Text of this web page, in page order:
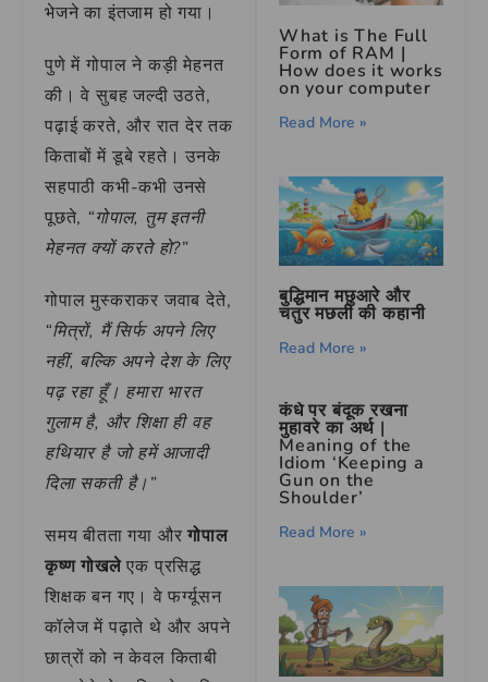
भेजने का इंतजाम हो गया।
पुणे में गोपाल ने कड़ी मेहनत
की। वे सुबह जल्दी उठते,
पढ़ाई करते, और रात देर तक
किताबों में डूबे रहते। उनके
सहपाठी कभी-कभी उनसे
पूछते, “गोपाल, तुम इतनी
मेहनत क्यों करते हो?”
गोपाल मुस्कराकर जवाब देते,
“मित्रों, मैं सिर्फ अपने लिए
नहीं, बल्कि अपने देश के लिए
पढ़ रहा हूँ। हमारा भारत
गुलाम है, और शिक्षा ही वह
हथियार है जो हमें आजादी
दिला सकती है।”
समय बीतता गया औरगोपाल
कृष्ण गोखलेएक प्रसिद्ध
शिक्षक बन गए। वे फर्ग्यूसन
कॉलेज में पढ़ाते थे और अपने
छात्रों को न केवल किताबी
What is The Full
Form of RAM |
How does it works
on your computer
Read More »
बुद्धिमान मछुआरे और
चतुर मछली की कहानी
Read More »
कंधे पर बंदूक रखना
मुहावरे का अर्थ |
Meaning of the
Idiom ‘Keeping a
Gun on the
Shoulder’
Read More »